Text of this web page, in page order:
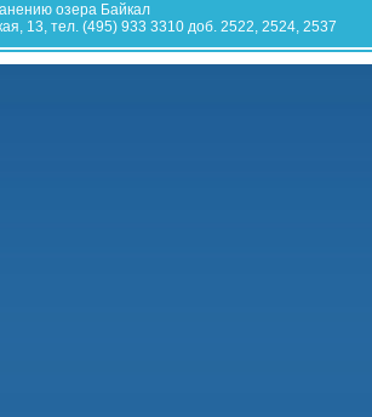
озера Байкал
13, тел. (495) 933 3310 доб. 2522, 2524, 2537